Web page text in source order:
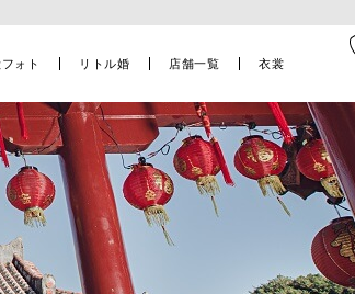
ォト リトル婚 店舗一覧 衣裳